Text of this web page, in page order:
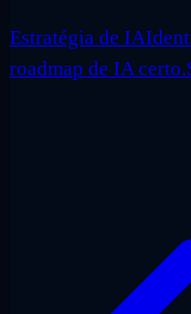
Estratégia de IA
roadmap de IA certo.